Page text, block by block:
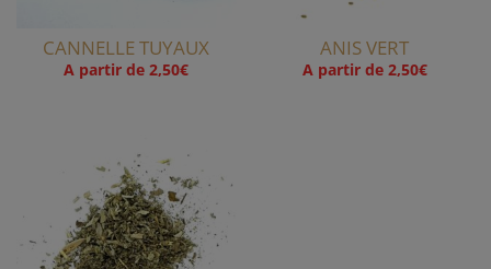
CANNELLE TUYAUX
A partir de2,50€
ANIS VERT
A partir de 2,50€